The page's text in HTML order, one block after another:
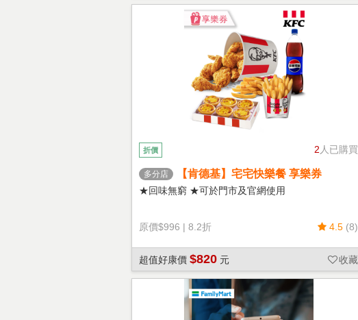
2 人已購買
折價
多分店 【肯德基】宅宅快樂餐 享樂券
★回味無窮 ★可於門市及官網使用
原價$996 | 8.2折 4.5 (8)
超值好康價 $820 元 收藏